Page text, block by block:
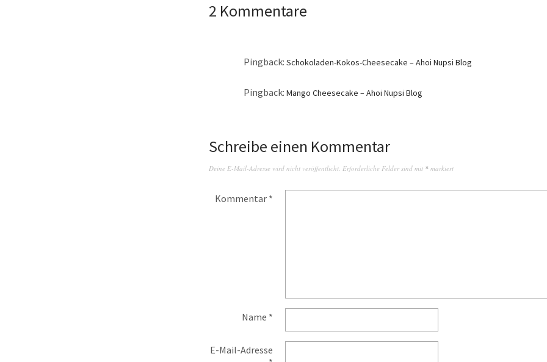
2 Kommentare
Pingback: Schokoladen-Kokos-Cheesecake – Ahoi Nupsi Blog
Pingback: Mango Cheesecake – Ahoi Nupsi Blog
Schreibe einen Kommentar
Deine E-Mail-Adresse wird nicht veröffentlicht. Erforderliche Felder sind mit * markiert
Kommentar *
Name *
E-Mail-Adresse